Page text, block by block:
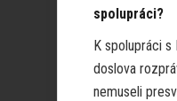
spolupráci?
K spolupráci s
doslova
nemuseli